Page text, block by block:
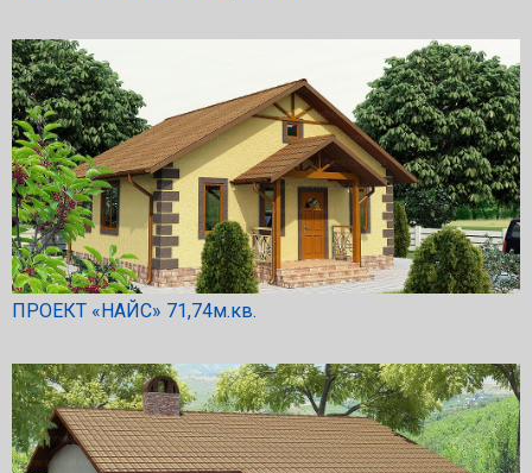
ПРОЕКТ «НАЙС» 71,74м.кв.